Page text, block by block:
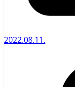
2022.08.11.